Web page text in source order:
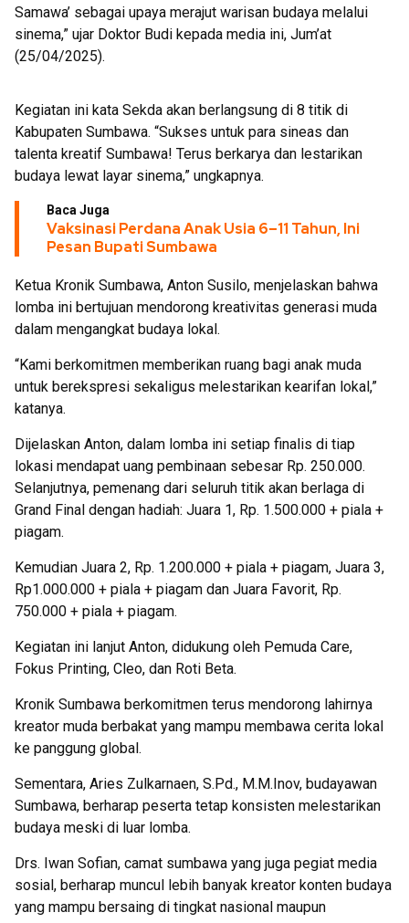
Samawa’ sebagai upaya merajut warisan budaya melalui
sinema,” ujar Doktor Budi kepada media ini, Jum’at
(25/04/2025).
Kegiatan ini kata Sekda akan berlangsung di 8 titik di
Kabupaten Sumbawa. “Sukses untuk para sineas dan
talenta kreatif Sumbawa! Terus berkarya dan lestarikan
budaya lewat layar sinema,” ungkapnya.
Baca Juga
Vaksinasi Perdana Anak Usia 6–11 Tahun, Ini
Pesan Bupati Sumbawa
Ketua Kronik Sumbawa, Anton Susilo, menjelaskan bahwa
lomba ini bertujuan mendorong kreativitas generasi muda
dalam mengangkat budaya lokal.
“Kami berkomitmen memberikan ruang bagi anak muda
untuk berekspresi sekaligus melestarikan kearifan lokal,”
katanya.
Dijelaskan Anton, dalam lomba ini setiap finalis di tiap
lokasi mendapat uang pembinaan sebesar Rp. 250.000.
Selanjutnya, pemenang dari seluruh titik akan berlaga di
Grand Final dengan hadiah: Juara 1, Rp. 1.500.000 + piala +
piagam.
Kemudian Juara 2, Rp. 1.200.000 + piala + piagam, Juara 3,
Rp1.000.000 + piala + piagam dan Juara Favorit, Rp.
750.000 + piala + piagam.
Kegiatan ini lanjut Anton, didukung oleh Pemuda Care,
Fokus Printing, Cleo, dan Roti Beta.
Kronik Sumbawa berkomitmen terus mendorong lahirnya
kreator muda berbakat yang mampu membawa cerita lokal
ke panggung global.
Sementara, Aries Zulkarnaen, S.Pd., M.M.Inov, budayawan
Sumbawa, berharap peserta tetap konsisten melestarikan
budaya meski di luar lomba.
Drs. Iwan Sofian, camat sumbawa yang juga pegiat media
sosial, berharap muncul lebih banyak kreator konten budaya
yang mampu bersaing di tingkat nasional maupun